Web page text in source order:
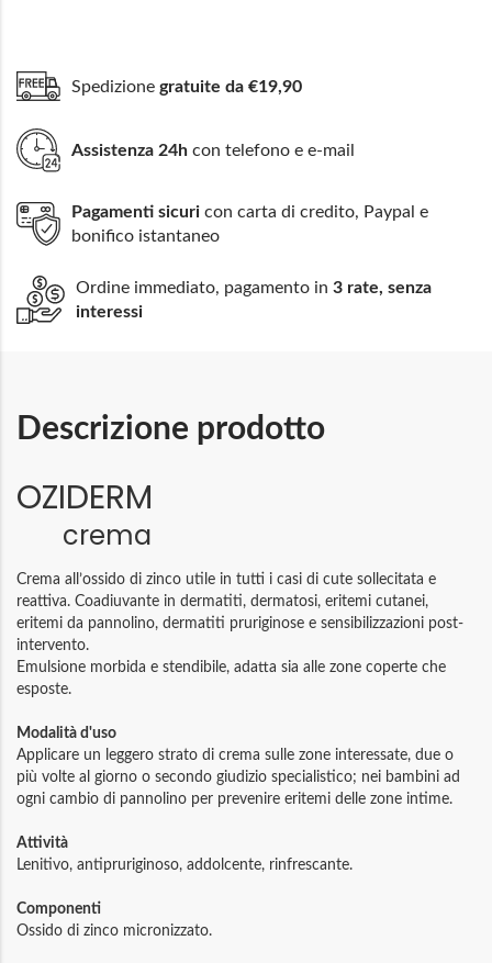
Spedizione gratuite da €19,90
Assistenza 24h con telefono e e-mail
Pagamenti sicuri con carta di credito, Paypal e
bonifico istantaneo
Ordine immediato, pagamento in 3 rate, senza
interessi
Descrizione prodotto
OZIDERM
crema
Crema all’ossido di zinco utile in tutti i casi di cute sollecitata e
reattiva. Coadiuvante in dermatiti, dermatosi, eritemi cutanei,
eritemi da pannolino, dermatiti pruriginose e sensibilizzazioni post-
intervento.
Emulsione morbida e stendibile, adatta sia alle zone coperte che
esposte.
Modalità d'uso
Applicare un leggero strato di crema sulle zone interessate, due o
più volte al giorno o secondo giudizio specialistico; nei bambini ad
ogni cambio di pannolino per prevenire eritemi delle zone intime.
Attività
Lenitivo, antipruriginoso, addolcente, rinfrescante.
Componenti
Ossido di zinco micronizzato.